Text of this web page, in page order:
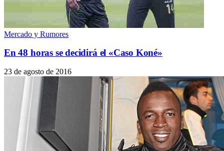
Mercado y Rumores
En 48 horas se decidirá el «Caso Koné»
23 de agosto de 2016